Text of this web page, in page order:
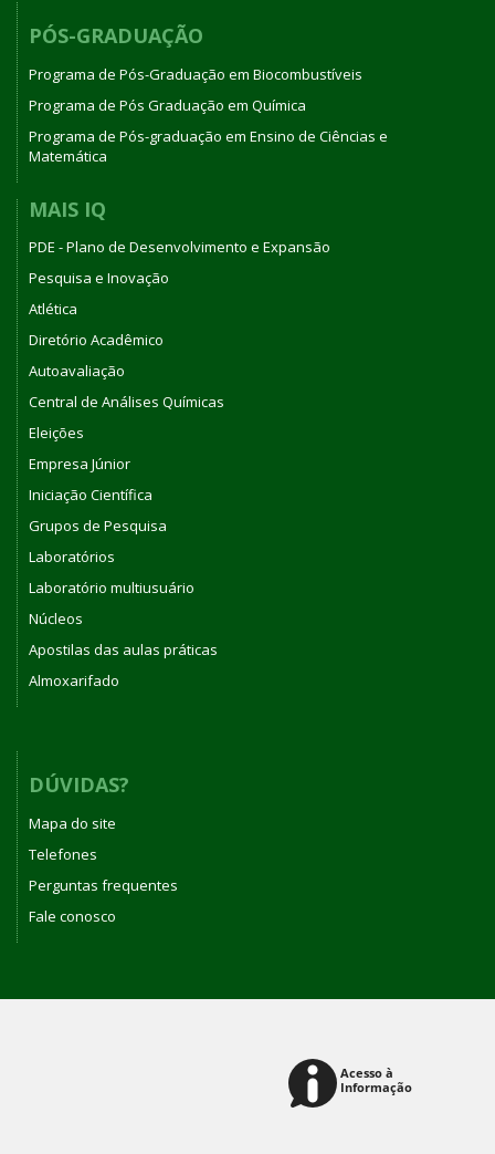
PÓS-GRADUAÇÃO
Programa de Pós-Graduação em Biocombustíveis
Programa de Pós Graduação em Química
Programa de Pós-graduação em Ensino de Ciências e
Matemática
MAIS IQ
PDE - Plano de Desenvolvimento e Expansão
Pesquisa e Inovação
Atlética
Diretório Acadêmico
Autoavaliação
Central de Análises Químicas
Eleições
Empresa Júnior
Iniciação Científica
Grupos de Pesquisa
Laboratórios
Laboratório multiusuário
Núcleos
Apostilas das aulas práticas
Almoxarifado
DÚVIDAS?
Mapa do site
Telefones
Perguntas frequentes
Fale conosco